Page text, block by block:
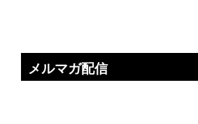
メルマガ配信